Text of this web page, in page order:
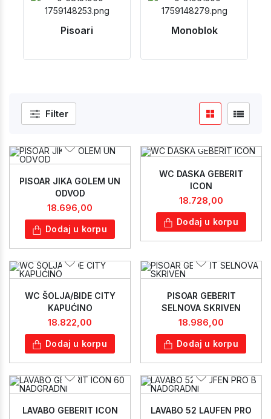
Pisoari Monoblok
Filter
PISOAR JIKA GOLEM UN
ODVOD
18.696,00
Dodaj u korpu
WC DASKA GEBERIT
ICON
18.728,00
Dodaj u korpu
WC ŠOLJA/BIDE CITY
KAPUĆINO
18.822,00
Dodaj u korpu
PISOAR GEBERIT
SELNOVA SKRIVEN
18.986,00
Dodaj u korpu
LAVABO GEBERIT ICON
LAVABO 52 LAUFEN PRO